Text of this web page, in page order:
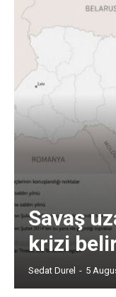
Savaş
krizi
Sedat Durel - 5